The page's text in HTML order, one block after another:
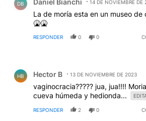
DB 14 DE NOVIEMBRE DE
La de moría esta en un museo
🤮🤮
RESPONDER 0 0
HB Hector B 13 DE NOVIEMBRE DE 2023
vaginocracia????? jua, jua!!!!
cueva húmeda y hedionda...
RESPONDER 2 0